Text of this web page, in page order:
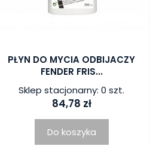
PŁYN DO MYCIA ODBIJACZY
FENDER FRIS...
Sklep stacjonarny: 0 szt.
84,78 zł
Do koszyka